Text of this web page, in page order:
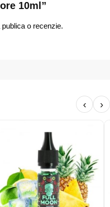
10ml”
publica o recenzie.
‹ ›